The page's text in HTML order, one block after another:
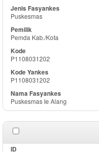
Puskesmas
Pemda Kab./Kota
P1108031202
P1108031202
Puskesmas Ie Alang